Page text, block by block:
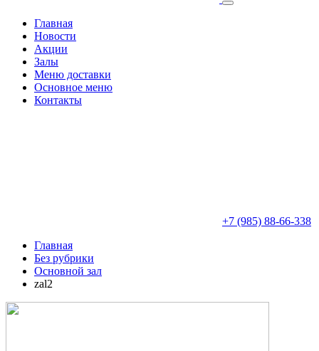
Главная
Новости
Акции
Залы
Меню доставки
Основное меню
Контакты
+7 (985) 88-66-338
Главная
Без рубрики
Основной зал
zal2